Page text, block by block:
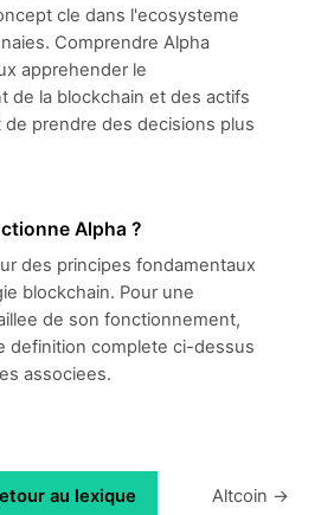
cle dans l'ecosysteme
Comprendre Alpha
apprehender le
de la blockchain et des actifs
prendre des decisions plus
Alpha ?
des principes fondamentaux
blockchain. Pour une
de son fonctionnement,
definition complete ci-dessus
associees.
au lexique Altcoin →